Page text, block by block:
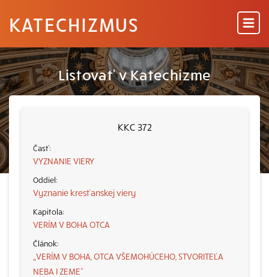
KATECHIZMUS
Listovať v Katechizme
KKC 372
VYZNANIE VIERY
Vyznanie kresťanskej viery
VERÍM V BOHA OTCA
„VERÍM V BOHA, OTCA VŠEMOHÚCEHO, STVORITEĽA
NEBA I ZEME“